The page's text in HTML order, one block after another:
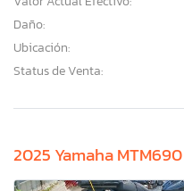
Daño:
Ubicación:
Status de Venta:
2025 Yamaha MTM690